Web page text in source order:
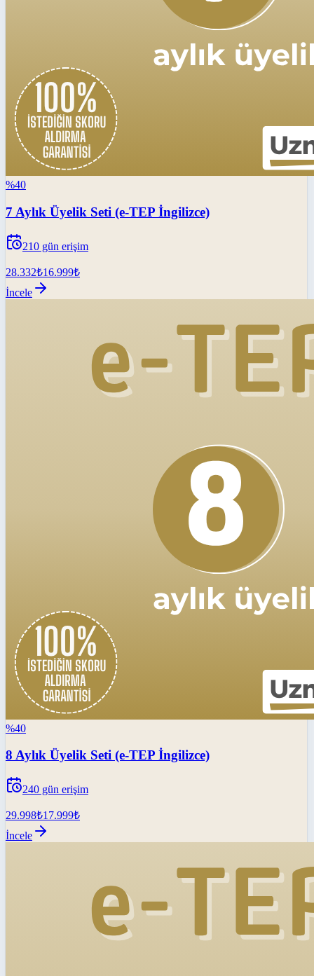
%40
7 Aylık Üyelik Seti (e-TEP İngilizce)
210 gün erişim
28.332₺16.999₺
İncele
%40
8 Aylık Üyelik Seti (e-TEP İngilizce)
240 gün erişim
29.998₺17.999₺
İncele